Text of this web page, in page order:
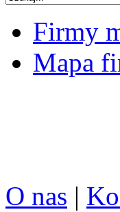
Firmy
Mapa
O nas |